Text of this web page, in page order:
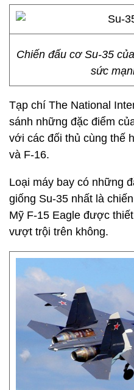
Chiến đấu cơ Su-35
sức
Tạp chí The National
sánh những đặc điểm
với các đối thủ cùng thế
và F-16.
Loại máy bay có những
giống Su-35 nhất là
Mỹ F-15 Eagle được
vượt trội trên không.